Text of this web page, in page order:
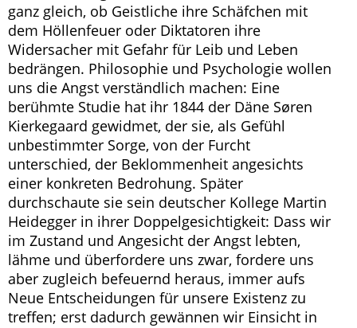
ganz gleich, ob Geistliche ihre Schäfchen mit
dem Höllenfeuer oder Diktatoren ihre
Widersacher mit Gefahr für Leib und Leben
bedrängen. Philosophie und Psychologie wollen
uns die Angst verständlich machen: Eine
berühmte Studie hat ihr 1844 der Däne Søren
Kierkegaard gewidmet, der sie, als Gefühl
unbestimmter Sorge, von der Furcht
unterschied, der Beklommenheit angesichts
einer konkreten Bedrohung. Später
durchschaute sie sein deutscher Kollege Martin
Heidegger in ihrer Doppelgesichtigkeit: Dass wir
im Zustand und Angesicht der Angst lebten,
lähme und überfordere uns zwar, fordere uns
aber zugleich befeuernd heraus, immer aufs
Neue Entscheidungen für unsere Existenz zu
treffen; erst dadurch gewännen wir Einsicht in